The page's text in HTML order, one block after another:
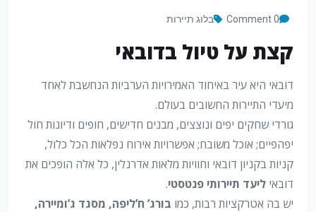
0 Comment בלוג תיירות
קצת על טיול בדובאי
דובאי היא עיר באיחוד האמירויות הערביות הנחשבת לאחד
מיעדי התיירות החשובים בעולם.
גורדי שחקים יפים ונוצצים, מבנים חדישים, חופים ודיונות חול
יפהפיים; אוכל משובח; אפשרויות אירוח נפלאות הכל כלול,
קניות בקניון דובאי וחוויות מלאות אדרנלין, כל אלה הופכים את
דובאי ליעד תיירותי פנטסטי.
יש בה אטרקציות רבות, כמו בורג’ ח’ליפה, מסגד ג’ומיירה,